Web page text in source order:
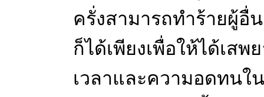
ครั่งสามารถทำร้ายผู้อื่
ก็ได้เพียงเพื่อให้ได้เส
เวลาและความอดทนใ